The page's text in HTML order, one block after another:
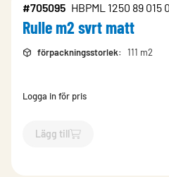
#705095 HBPML 1250 89 015
Rulle m2 svrt matt
förpackningsstorlek: 111 m2
Logga in för pris
Lägg till
`$Lägg till